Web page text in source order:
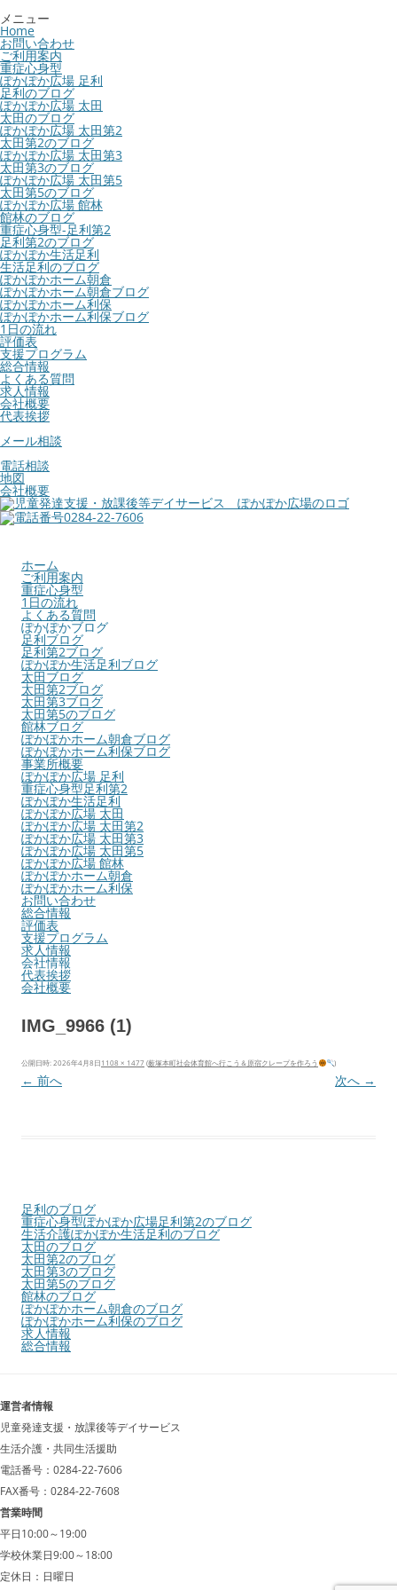
メニュー
Home
お問い合わせ
ご利用案内
重症心身型
ぽかぽか広場 足利
足利のブログ
ぽかぽか広場 太田
太田のブログ
ぽかぽか広場 太田第2
太田第2のブログ
ぽかぽか広場 太田第3
太田第3のブログ
ぽかぽか広場 太田第5
太田第5のブログ
ぽかぽか広場 館林
館林のブログ
重症心身型-足利第2
足利第2のブログ
ぽかぽか生活足利
生活足利のブログ
ぽかぽかホーム朝倉
ぽかぽかホーム朝倉ブログ
ぽかぽかホーム利保
ぽかぽかホーム利保ブログ
1日の流れ
評価表
支援プログラム
総合情報
よくある質問
求人情報
会社概要
代表挨拶
メール相談
電話相談
地図
会社概要
ホーム
ご利用案内
重症心身型
1日の流れ
よくある質問
ぽかぽかブログ
足利ブログ
足利第2ブログ
ぽかぽか生活足利ブログ
太田ブログ
太田第2ブログ
太田第3ブログ
太田第5のブログ
館林ブログ
ぽかぽかホーム朝倉ブログ
ぽかぽかホーム利保ブログ
事業所概要
ぽかぽか広場 足利
重症心身型足利第2
ぽかぽか生活足利
ぽかぽか広場 太田
ぽかぽか広場 太田第2
ぽかぽか広場 太田第3
ぽかぽか広場 太田第5
ぽかぽか広場 館林
ぽかぽかホーム朝倉
ぽかぽかホーム利保
お問い合わせ
総合情報
評価表
支援プログラム
求人情報
会社情報
代表挨拶
会社概要
IMG_9966 (1)
公開日時: 2026年4月8日1108 × 1477 (薮塚本町社会体育館へ行こう＆原宿クレープを作ろう )
← 前へ 次へ →
足利のブログ
重症心身型ぽかぽか広場足利第2のブログ
生活介護ぽかぽか生活足利のブログ
太田のブログ
太田第2のブログ
太田第3のブログ
太田第5のブログ
館林のブログ
ぽかぽかホーム朝倉のブログ
ぽかぽかホーム利保のブログ
求人情報
総合情報
運営者情報
児童発達支援・放課後等デイサービス
生活介護・共同生活援助
電話番号：0284-22-7606
FAX番号：0284-22-7608
営業時間
平日10:00～19:00
学校休業日9:00～18:00
定休日：日曜日